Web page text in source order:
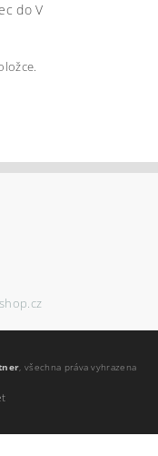
do V
, všechna práva vyhrazena